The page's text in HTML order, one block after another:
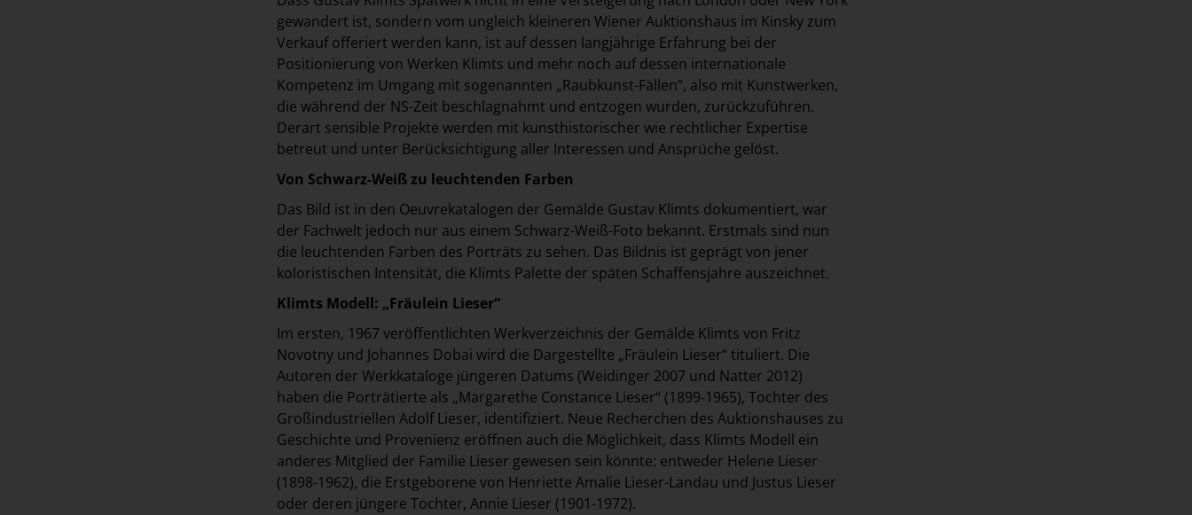
gewandert ist, sondern vom ungleich kleineren Wiener Auktionshaus im Kinsky zum
Verkauf offeriert werden kann, ist auf dessen langjährige Erfahrung bei der
Positionierung von Werken Klimts und mehr noch auf dessen internationale
Kompetenz im Umgang mit sogenannten „Raubkunst-Fällen“, also mit Kunstwerken,
die während der NS-Zeit beschlagnahmt und entzogen wurden, zurückzuführen.
Derart sensible Projekte werden mit kunsthistorischer wie rechtlicher Expertise
betreut und unter Berücksichtigung aller Interessen und Ansprüche gelöst.
Von Schwarz-Weiß zu leuchtenden Farben
Das Bild ist in den Oeuvrekatalogen der Gemälde Gustav Klimts dokumentiert, war
der Fachwelt jedoch nur aus einem Schwarz-Weiß-Foto bekannt. Erstmals sind nun
die leuchtenden Farben des Porträts zu sehen. Das Bildnis ist geprägt von jener
koloristischen Intensität, die Klimts Palette der späten Schaffensjahre auszeichnet.
Klimts Modell: „Fräulein Lieser“
Im ersten, 1967 veröffentlichten Werkverzeichnis der Gemälde Klimts von Fritz
Novotny und Johannes Dobai wird die Dargestellte „Fräulein Lieser“ tituliert. Die
Autoren der Werkkataloge jüngeren Datums (Weidinger 2007 und Natter 2012)
haben die Porträtierte als „Margarethe Constance Lieser“ (1899-1965), Tochter des
Großindustriellen Adolf Lieser, identifiziert. Neue Recherchen des Auktionshauses zu
Geschichte und Provenienz eröffnen auch die Möglichkeit, dass Klimts Modell ein
anderes Mitglied der Familie Lieser gewesen sein könnte: entweder Helene Lieser
(1898-1962), die Erstgeborene von Henriette Amalie Lieser-Landau und Justus Lieser
oder deren jüngere Tochter, Annie Lieser (1901-1972).